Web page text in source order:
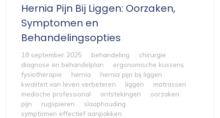
Hernia Pijn Bij Liggen: Oorzaken,
Symptomen en
Behandelingsopties
18 september 2025 behandeling
chirurgie
diagnose en behandelplan
ergonomische kussens
fysiotherapie
hernia
hernia pijn bij liggen
kwaliteit van leven verbeteren
liggen
matrassen
medische professional
ontstekingen
oorzaken
pijn
rugspieren
slaaphouding
symptomen effectief aanpakken